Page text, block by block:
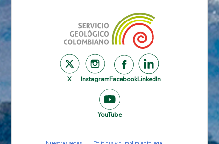
X InstagramFacebookLinkedIn
YouTube